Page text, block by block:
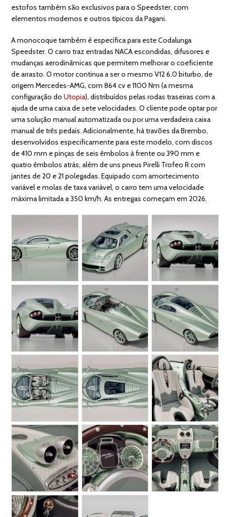
estofos também são exclusivos para o Speedster, com
elementos modernos e outros típicos da Pagani.
A monocoque também é específica para este Codalunga
Speedster. O carro traz entradas NACA escondidas, difusores e
mudanças aerodinâmicas que permitem melhorar o coeficiente
de arrasto. O motor continua a ser o mesmo V12 6.0 biturbo, de
origem Mercedes-AMG, com 864 cv e 1100 Nm (a mesma
configuração doUtopia), distribuídos pelas rodas traseiras com a
ajuda de uma caixa de sete velocidades. O cliente pode optar por
uma solução manual automatizada ou por uma verdadeira caixa
manual de três pedais. Adicionalmente, há travões da Brembo,
desenvolvidos especificamente para este modelo, com discos
de 410 mm e pinças de seis êmbolos à frente ou 390 mm e
quatro êmbolos atrás, além de uns pneus Pirelli Trofeo R com
jantes de 20 e 21 polegadas. Equipado com amortecimento
variável e molas de taxa variável, o carro tem uma velocidade
máxima limitada a 350 km/h. As entregas começam em 2026.